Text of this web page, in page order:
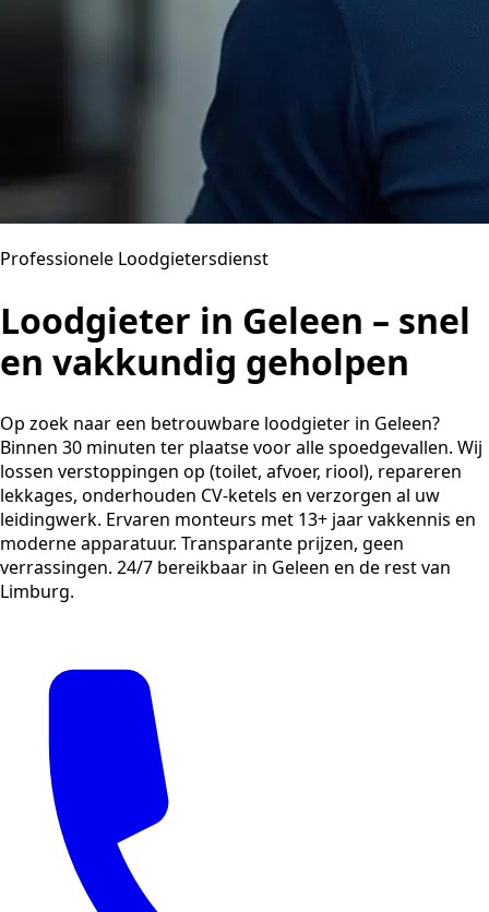
Professionele Loodgietersdienst
Loodgieter in Geleen – snel
en vakkundig geholpen
Op zoek naar een betrouwbare loodgieter in Geleen?
Binnen 30 minuten ter plaatse voor alle spoedgevallen. Wij
lossen verstoppingen op (toilet, afvoer, riool), repareren
lekkages, onderhouden CV-ketels en verzorgen al uw
leidingwerk. Ervaren monteurs met 13+ jaar vakkennis en
moderne apparatuur. Transparante prijzen, geen
verrassingen. 24/7 bereikbaar in Geleen en de rest van
Limburg.